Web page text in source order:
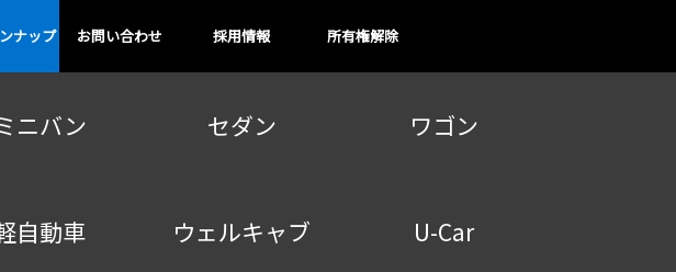
ナップ お問い合わせ 採用情報 所有権解除
ニバン セダン ワゴン
自動車 ウェルキャブ U-Car